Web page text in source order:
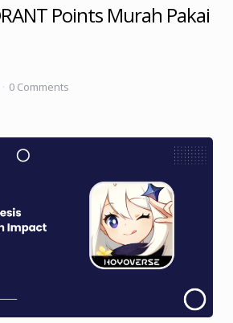
Points Murah Pakai
0 Comments